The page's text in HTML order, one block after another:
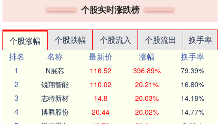
个股实时涨跌榜
个股涨幅 个股跌幅 个股流入 个股流出
换手率
排名
名称 最新价 涨幅
换手率
1
N展芯 116.52 396.89% 79.39%
2 锐翔智能 110.02 20.21% 16.80%
3 志特新材 14.8 20.03% 14.18%
4 博腾股份 20.44 20.02% 14.77%